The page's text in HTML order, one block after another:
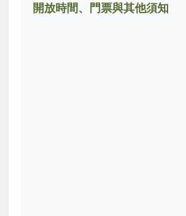
開放時間、門票與其他須知